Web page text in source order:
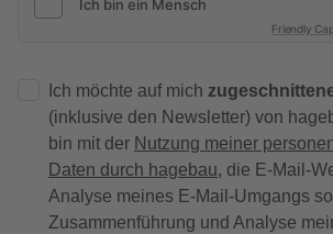
Friendly
Ich möchte auf mich
(inklusive den Newsletter) von
bin mit der Nutzung meiner
Daten durch hagebau, die E-Mail-
Analyse meines E-Mail-Umgangs
Zusammenführung und Analyse